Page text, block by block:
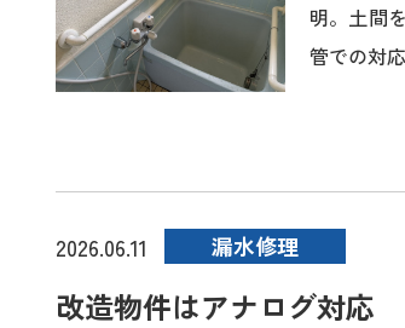
明。土間
管での対
2026.06.11 漏水修理
改造物件はアナログ対応